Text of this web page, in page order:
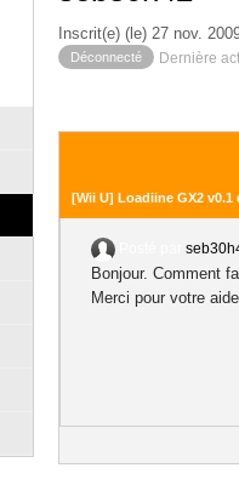
Inscrit(e) (le) 27 nov.
Déconnecté Dernière
[Wii U] Loadiine GX2
Bonjour. Comment
Merci pour votre